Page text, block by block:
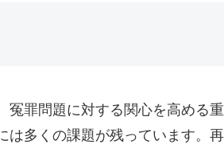
冤罪問題に対する関心を高める
は多くの課題が残っています